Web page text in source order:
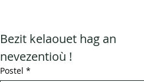
Bezit kelaouet hag an
nevezentioù !
Postel *